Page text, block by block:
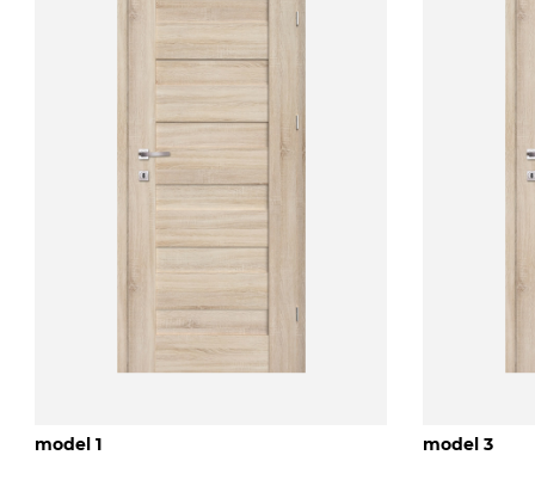
model 1 model 3